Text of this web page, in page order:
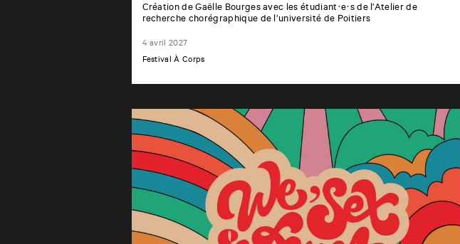
Création de Gaëlle Bourges avec les étudiant·e·s de l’Atelier de
recherche chorégraphique de l’université de Poitiers
4 avril 2027
Festival À Corps